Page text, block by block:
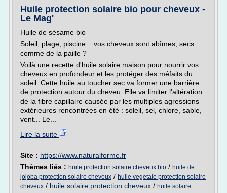
Huile protection solaire bio pour cheveux -
Le Mag'
Huile de sésame bio
Soleil, plage, piscine... vos cheveux sont abîmes, secs
comme de la paille ?
Voilà une recette d'huile solaire maison pour nourrir vos
cheveux en profondeur et les protéger des méfaits du
soleil. Cette huile au toucher sec va former une barrière
de protection autour du cheveu. Elle va limiter l'altération
de la fibre capillaire causée par les multiples agressions
extérieures rencontrées en été : soleil, sel, chlore, sable,
vent... Le...
Lire la suite
Site : https://www.naturalforme.fr
Thèmes liés : huile protection solaire cheveux bio / huile de
jojoba protection solaire cheveux / huile vegetale protection solaire
cheveux / huile solaire protection cheveux / huile solaire